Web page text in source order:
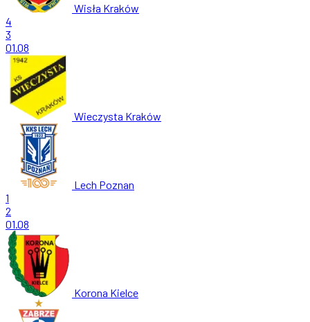
Wisła Kraków
4
3
01.08
Wieczysta Kraków
Lech Poznan
1
2
01.08
Korona Kielce